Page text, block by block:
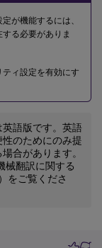
が機能するには、
る必要がありま
ィ設定を有効にす
語版です。英語
のためにのみ提
合があります。
械翻訳に関する
をご覧くださ